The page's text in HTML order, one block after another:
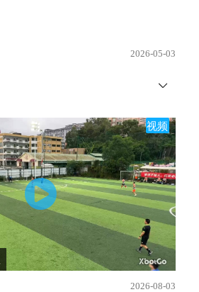
2026-05-03
视频
2026-08-03